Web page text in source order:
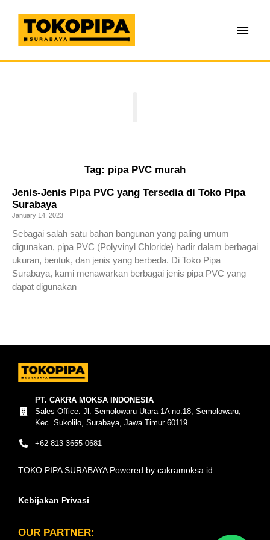
Tag: pipa PVC murah
Jenis-Jenis Pipa PVC yang Tersedia di Toko Pipa
Surabaya
January 14, 2023
Sebagai salah satu bahan bangunan yang paling umum
digunakan, pipa PVC (Polyvinyl Chloride) hadir dalam berbagai
ukuran, bentuk, dan jenis yang berbeda. Di Toko Pipa
Surabaya, kami menawarkan berbagai jenis pipa PVC yang
dapat digunakan
PT. CAKRA MOKSA INDONESIA
Sales Office: Jl. Semolowaru Utara 1A no.18, Semolowaru,
Kec. Sukolilo, Surabaya, Jawa Timur 60119
+62 813 3655 0681
TOKO PIPA SURABAYA Powered by cakramoksa.id
Kebijakan Privasi
OUR PARTNER: